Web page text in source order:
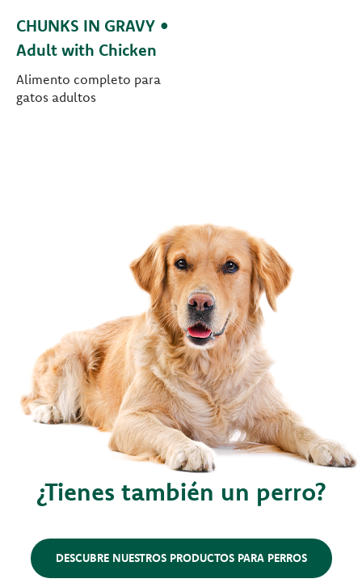
CHUNKS IN GRAVY •
Adult with Chicken
Alimento completo para
gatos adultos
¿Tienes también un perro?
DESCUBRE NUESTROS PRODUCTOS PARA PERROS